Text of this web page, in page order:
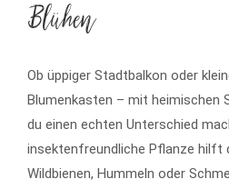
Blühen
Ob üppiger Stadtbalkon oder
Blumenkasten – mit heimischen
du einen echten Unterschied
insektenfreundliche Pflanze hilft
Wildbienen, Hummeln oder